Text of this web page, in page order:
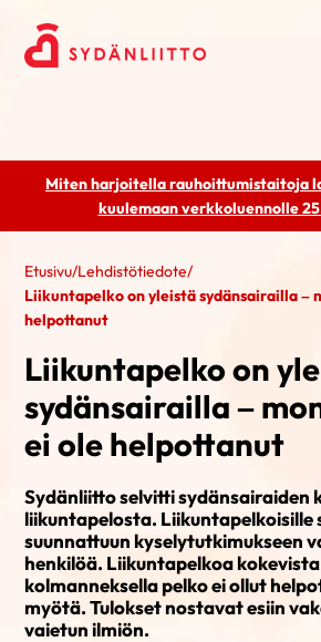
Miten harjoitella rauhoittumistaitoja
kuulemaanverkkoluennolle
Etusivu/Lehdistötiedote/
Liikuntapelko on yleistä sydänsairailla –
helpottanut
Liikuntapelko on
sydänsairailla –
ei ole helpottanut
Sydänliitto selvitti sydänsairaiden
liikuntapelosta. Liikuntapelkoisille
suunnattuun kyselytutkimukseen
henkilöä. Liikuntapelkoa
kolmanneksella pelko ei ollut
myötä. Tulokset nostavat esiin
vaietun ilmiön.